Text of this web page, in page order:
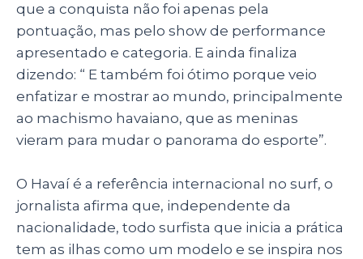
que a conquista não foi apenas pela
pontuação, mas pelo show de performance
apresentado e categoria. E ainda finaliza
dizendo: “ E também foi ótimo porque veio
enfatizar e mostrar ao mundo, principalmente
ao machismo havaiano, que as meninas
vieram para mudar o panorama do esporte”.
O Havaí é a referência internacional no surf, o
jornalista afirma que, independente da
nacionalidade, todo surfista que inicia a prática
tem as ilhas como um modelo e se inspira nos